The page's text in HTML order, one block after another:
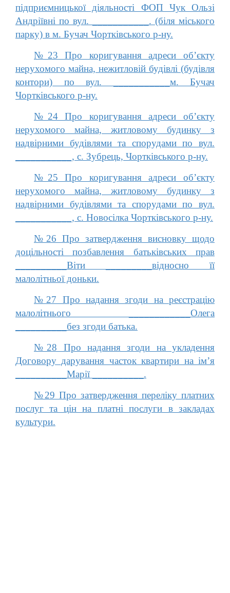
підприємницької діяльності ФОП Чук Ользі
Андріївні по вул. ___________. (біля міського
парку) в м. Бучач Чортківського р-ну.
№23 Про коригування адреси об’єкту
нерухомого майна, нежитловій будівлі (будівля
контори) по вул. ___________м. Бучач
Чортківського р-ну.
№24 Про коригування адреси об’єкту
нерухомого майна, житловому будинку з
надвірними будівлями та спорудами по вул.
___________, с. Зубрець, Чортківського р-ну.
№25 Про коригування адреси об’єкту
нерухомого майна, житловому будинку з
надвірними будівлями та спорудами по вул.
___________, с. Новосілка Чортківського р-ну.
№26 Про затвердження висновку щодо
доцільності позбавлення батьківських прав
__________Віти _________відносно її
малолітньої доньки.
№27 Про надання згоди на реєстрацію
малолітнього ____________Олега
__________без згоди батька.
№28 Про надання згоди на укладення
Договору дарування часток квартири на ім’я
__________Марії __________.
№29 Про затвердження переліку платних
послуг та цін на платні послуги в закладах
культури.